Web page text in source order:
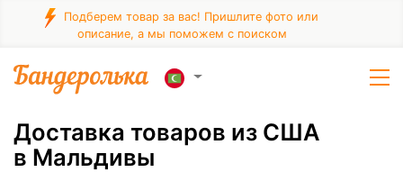
Подберем товар за вас! Пришлите фото или
описание, а мы поможем с поиском
Доставка товаров из США
в Мальдивы